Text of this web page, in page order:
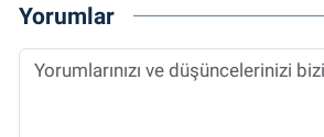
Yorumlar